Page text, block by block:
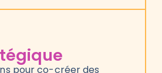
pour co-créer des